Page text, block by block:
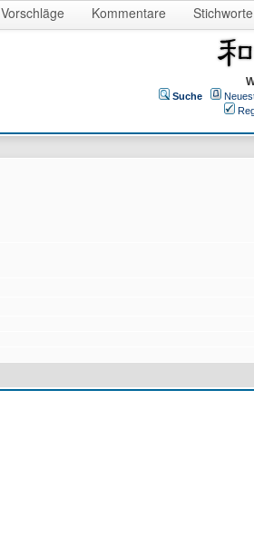
Vorschläge Kommentare Stichworte
Suche